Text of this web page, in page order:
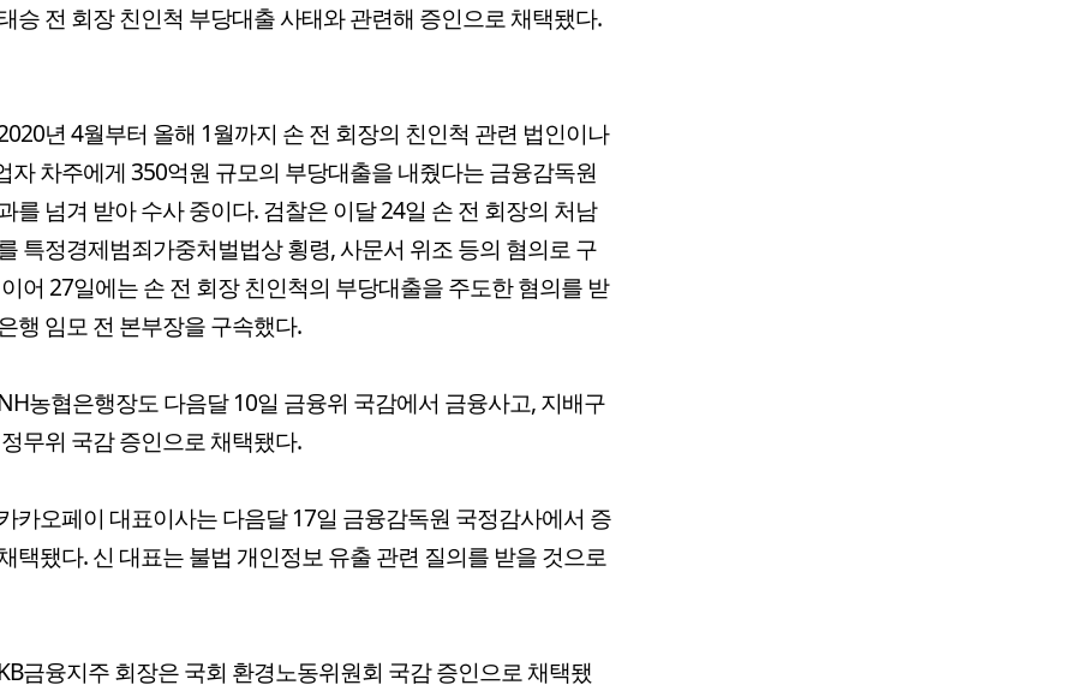
승 전 회장 친인척 부당대출 사태와 관련해 증인으로 채택됐다.
년 4월부터 올해 1월까지 손 전 회장의 친인척 관련 법인이나
자 차주에게 350억원 규모의 부당대출을 내줬다는 금융감독원
를 넘겨 받아 수사 중이다. 검찰은 이달 24일 손 전 회장의 처남
특정경제범죄가중처벌법상 횡령, 사문서 위조 등의 혐의로 구
어 27일에는 손 전 회장 친인척의 부당대출을 주도한 혐의를 받
행 임모 전 본부장을 구속했다.
농협은행장도 다음달 10일 금융위 국감에서 금융사고, 지배구
무위 국감 증인으로 채택됐다.
카오페이 대표이사는 다음달 17일 금융감독원 국정감사에서 증
택됐다. 신 대표는 불법 개인정보 유출 관련 질의를 받을 것으로
금융지주 회장은 국회 환경노동위원회 국감 증인으로 채택됐